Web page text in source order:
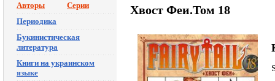
Авторы
Серии
Периодика
Букинистическая
литература
Книги на украинском
языке
Хвост Феи.Том 18